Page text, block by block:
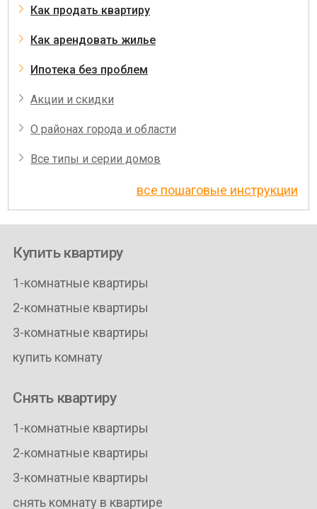
Как продать квартиру
Как арендовать жилье
Ипотека без проблем
Акции и скидки
О районах города и области
Все типы и серии домов
все пошаговые инструкции
Купить квартиру
1-комнатные квартиры
2-комнатные квартиры
3-комнатные квартиры
купить комнату
Снять квартиру
1-комнатные квартиры
2-комнатные квартиры
3-комнатные квартиры
снять комнату в квартире